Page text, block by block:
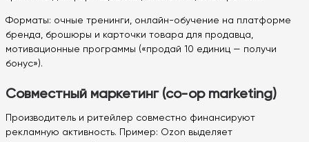
Форматы: очные тренинги, онлайн-обучение на платформе
бренда, брошюры и карточки товара для продавца,
мотивационные программы («продай 10 единиц — получи
бонус»).
Совместный маркетинг (co-op marketing)
Производитель и ритейлер совместно финансируют
рекламную активность. Пример: Ozon выделяет